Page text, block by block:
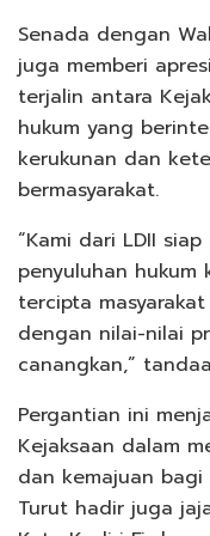
Senada dengan
juga memberi
terjalin antara
hukum yang
kerukunan dan
bermasyarakat.
“Kami dari LDII
penyuluhan hukum
tercipta
dengan nilai-nilai
canangkan,”
Pergantian ini
Kejaksaan dalam
dan kemajuan
Turut hadir juga